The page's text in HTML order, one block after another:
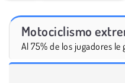
Motociclismo
Al 75% de los jugadores le